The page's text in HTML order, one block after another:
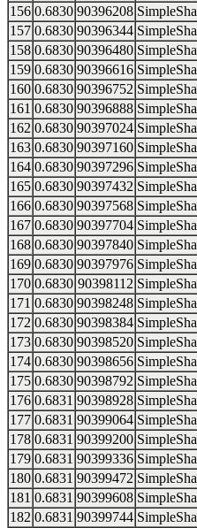
156 0.6830 90396208
157 0.6830 90396344
158 0.6830 90396480
159 0.6830 90396616
160 0.6830 90396752
161 0.6830 90396888
162 0.6830 90397024
163 0.6830 90397160
164 0.6830 90397296
165 0.6830 90397432
166 0.6830 90397568
167 0.6830 90397704
168 0.6830 90397840
169 0.6830 90397976
170 0.6830 90398112
171 0.6830 90398248
172 0.6830 90398384
173 0.6830 90398520
174 0.6830 90398656
175 0.6830 90398792
176 0.6831 90398928
177 0.6831 90399064
178 0.6831 90399200
179 0.6831 90399336
180 0.6831 90399472
181 0.6831 90399608
182 0.6831 90399744